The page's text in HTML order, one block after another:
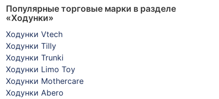
Популярные торговые марки в разделе
«Ходунки»
Ходунки Vtech
Ходунки Tilly
Ходунки Trunki
Ходунки Limo Toy
Ходунки Mothercare
Ходунки Abero